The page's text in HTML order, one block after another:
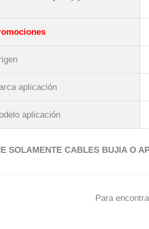
aplicación
aplicación
SOLAMENTE CABLES BUJIA O
Para